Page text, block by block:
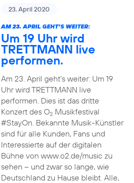
23. April 2020
AM 23. APRIL GEHT’S WEITER:
Um 19 Uhr wird
TRETTMANN live
performen.
Am 23. April geht’s weiter: Um 19
Uhr wird TRETTMANN live
performen. Dies ist das dritte
Konzert des O2Musikfestival
#StayOn. Bekannte Musik-Künstler
sind für alle Kunden, Fans und
Interessierte auf der digitalen
Bühne von www.o2.de/music zu
sehen – und zwar so lange, wie
Deutschland zu Hause bleibt. Alle,